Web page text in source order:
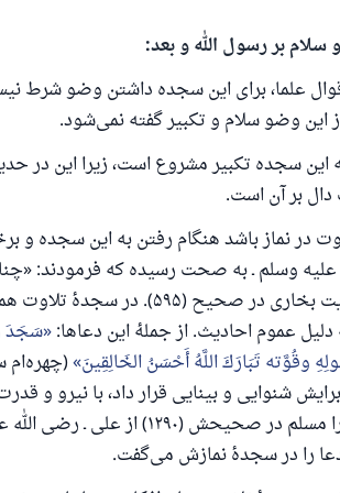
و سلام بر رسول الله و بعد:
علما، برای این سجده داشتن وضو شرط
این وضو سلام و تکبیر گفته نمی‌شود.
به این سجده تکبیر مشروع است، زیرا این در
دال بر آن است.
در نماز باشد هنگام رفتن به این سجده و
علیه وسلم ـ به صحت رسیده که فرمودند:
می‌گزارم» به روایت بخاری در
دلیل عموم احادیث. از جملهٔ این دعاها: سَجَدَ
وقُوَّته تَبَارَكَ اللَّهُ أَحْسَنُ الخَالِقِينَ (چهره‌ام
شنوایی و بینایی قرار داد، با نیرو و
آفریدگاران). این را مسلم در
دعا را در سجدهٔ نمازش می‌گفت.
یک زندگی زناشویی را نجات داد.
تا پاسخ، کمک مالی شما «اسلام
رسول الله صلی الله علیه وسلم
به سوی خیری راهنمایی کند مانند پاداش